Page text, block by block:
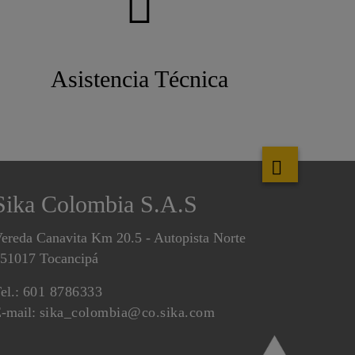
Asistencia Técnica
Colombia S.A.S
Canavita Km 20.5 - Autopista Norte
Tocancipá
601 8786333
mail: sika_colombia@co.sika.com